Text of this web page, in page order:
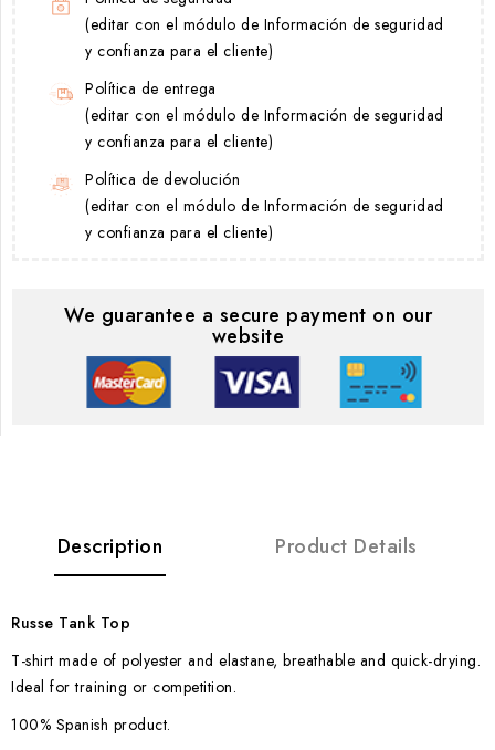
(editar con el módulo de Información de seguridad
y confianza para el cliente)
Política de entrega
(editar con el módulo de Información de seguridad
y confianza para el cliente)
Política de devolución
(editar con el módulo de Información de seguridad
y confianza para el cliente)
We guarantee a secure payment on our
website
Description Product Details
Russe Tank Top
T-shirt made of polyester and elastane, breathable and quick-drying.
Ideal for training or competition.
100% Spanish product.